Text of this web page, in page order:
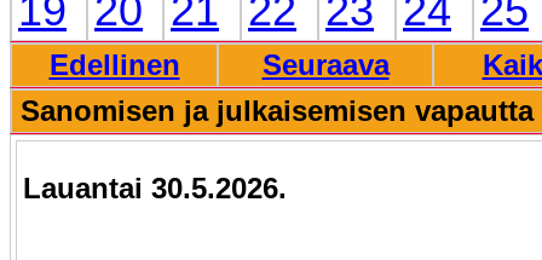
19
20 21 22 23 24 25
Edellinen Seuraava
Sanomisen ja julkaisemisen
Lauantai 30.5.2026.